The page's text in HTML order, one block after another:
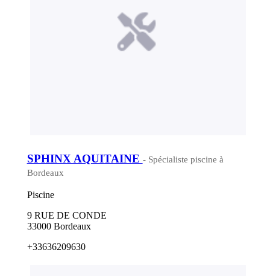
SPHINX AQUITAINE - Spécialiste piscine à
Bordeaux
Piscine
9 RUE DE CONDE
33000 Bordeaux
+33636209630